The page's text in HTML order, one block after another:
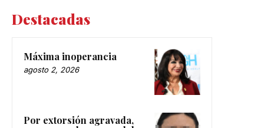
Destacadas
Máxima inoperancia
agosto 2, 2026
Por extorsión agravada,